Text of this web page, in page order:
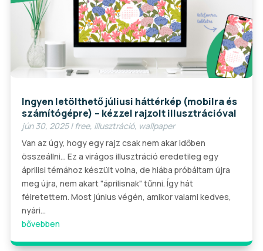
Ingyen letölthető júliusi háttérkép (mobilra és
számítógépre) – kézzel rajzolt illusztrációval
jún 30, 2025| free, illusztráció, wallpaper
Van az úgy, hogy egy rajz csak nem akar időben
összeállni… Ez a virágos illusztráció eredetileg egy
áprilisi témához készült volna, de hiába próbáltam újra
meg újra, nem akart "áprilisnak" tűnni. Így hát
félretettem. Most június végén, amikor valami kedves,
nyári...
bővebben